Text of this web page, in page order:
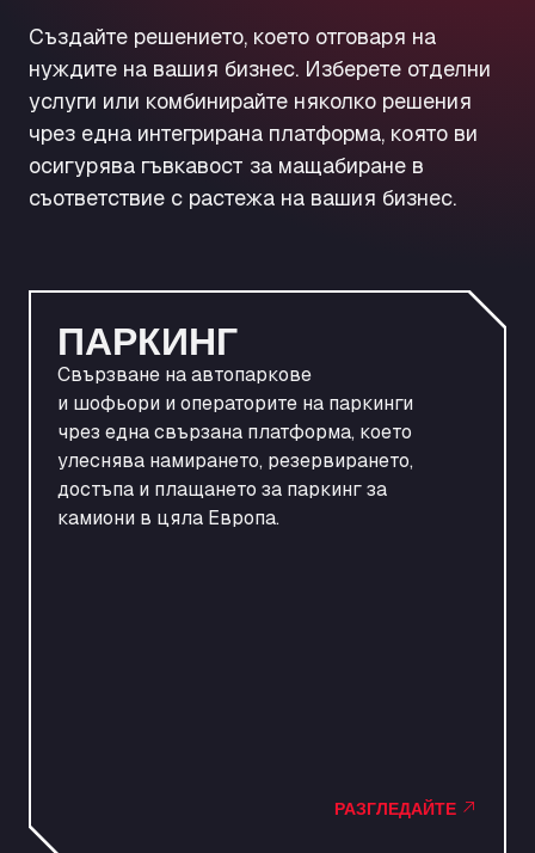
Развивайте бизнеса си с
най-голямата мрежа от
автопаркове в Европа.
Свържете обекта си с най-голямата мрежа
от автопаркове в Европа и превърнете
неизползваните паркоместа и капацитет за
плащанията и намалите ежедневната
административна работа.
НАУЧЕТЕ ПОВЕЧЕ
РЕГИСТРИРАЙТЕ СЕ
Плащайте за услугите на
камионите, без да се
налага да плащате от
Достъп до паркинг, автомивки, пътни такси,
прост акаунт. Плащанията са свързани с
вашия автомобил, което премахва
необходимостта от използване на пари в
брой, картиили отчитане на разходите
НАУЧЕТЕ ПОВЕЧЕ
Създайте решението, което отговаря на
нуждите на вашия бизнес. Изберете отделни
услуги или комбинирайте няколко решения
чрез една интегрирана платформа, която ви
осигурява гъвкавост за мащабиране в
съответствие с растежа на вашия бизнес.
ПАРКИНГ
Свързване на автопаркове
и шофьори и операторите на паркинги
чрез една свързана платформа, което
улеснява намирането, резервирането,
достъпа и плащането за паркинг за
камиони в цяла Европа.
РАЗГЛЕДАЙТЕ